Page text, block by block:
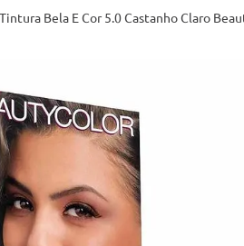
Bela E Cor 5.0 Castanho Claro